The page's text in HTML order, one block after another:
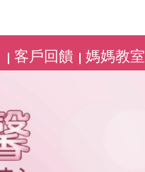
客戶回饋 媽媽教室